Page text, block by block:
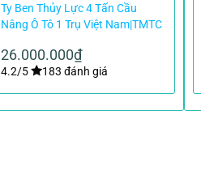
Ty Ben Thủy Lực 4 Tấn Cầu
Nâng Ô Tô 1 Trụ Việt Nam|TMTC
26.000.000₫
4.2/5 183 đánh giá